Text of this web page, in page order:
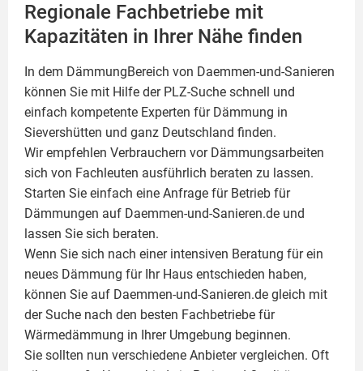
Regionale Fachbetriebe mit
Kapazitäten in Ihrer Nähe finden
In dem DämmungBereich von Daemmen-und-Sanieren
können Sie mit Hilfe der PLZ-Suche schnell und
einfach kompetente Experten für Dämmung in
Sievershütten und ganz Deutschland finden.
Wir empfehlen Verbrauchern vor Dämmungsarbeiten
sich von Fachleuten ausführlich beraten zu lassen.
Starten Sie einfach eine Anfrage für Betrieb für
Dämmungen auf Daemmen-und-Sanieren.de und
lassen Sie sich beraten.
Wenn Sie sich nach einer intensiven Beratung für ein
neues Dämmung für Ihr Haus entschieden haben,
können Sie auf Daemmen-und-Sanieren.de gleich mit
der Suche nach den besten Fachbetriebe für
Wärmedämmung in Ihrer Umgebung beginnen.
Sie sollten nun verschiedene Anbieter vergleichen. Oft